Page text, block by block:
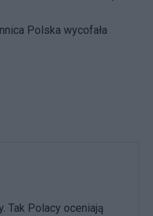
Polska wycofała
Tak Polacy oceniają